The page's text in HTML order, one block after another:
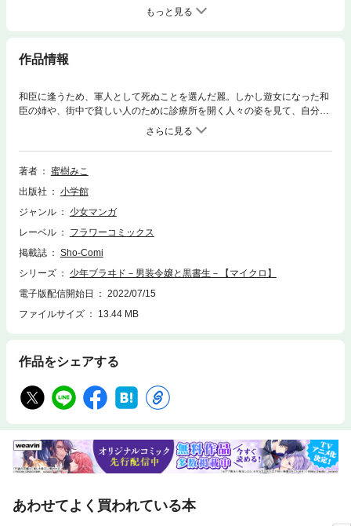
もっと見る
作品情報
和臣に逢うため、軍人として死ぬことを選んだ麗。しかし遊女になった和
臣の姉や、街中で貧しい人のために診療所を開く人々の姿を見て、自分の
生き方に疑問を持ちはじめ・・・。
著者
蜜樹みこ
出版社
小学館
ジャンル
少女マンガ
レーベル
フラワーコミックス
掲載誌
Sho-Comi
シリーズ
少年ブラヰド－男装令嬢と黒書生－【マイクロ】
電子版配信開始日
2022/07/15
ファイルサイズ
13.44 MB
作品をシェアする
あわせてよく買われている本